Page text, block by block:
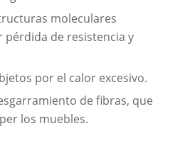
moleculares
pérdida de resistencia y
por el calor excesivo.
de fibras, que
los muebles.